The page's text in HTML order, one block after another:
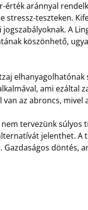
érték aránnyal
stressz-teszteken.
jogszabályoknak. A
köszönhető,
ami ezáltal
van az abroncs, mivel
tervezünk súlyos
jelenthet. A
Gazdaságos döntés,